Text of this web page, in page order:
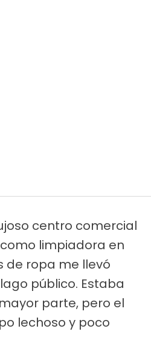
centro comercial
limpiadora en
de ropa me llevó
público. Estaba
parte, pero el
lechoso y poco